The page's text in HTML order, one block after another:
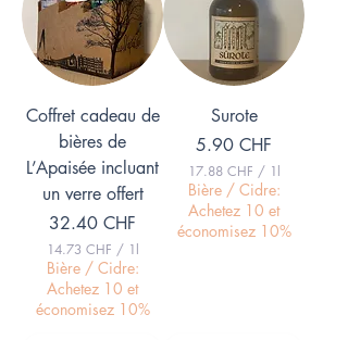
r
e
Coffret cadeau de
bières de
L’Apaisée incluant
un verre offert
Prix
32.40 CHF
14.73 CHF / 1l
1
.
7
Bière / Cidre:
Achetez 10 et
économisez 10%
Surote
Prix
5.90 CHF
17.88 CHF / 1l
1
.
8
Bière / Cidre:
Achetez 10 et
économisez 10%